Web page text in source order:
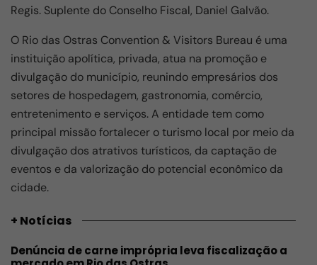
Regis. Suplente do Conselho Fiscal, Daniel Galvão.
O Rio das Ostras Convention & Visitors Bureau é uma
instituição apolítica, privada, atua na promoção e
divulgação do município, reunindo empresários dos
setores de hospedagem, gastronomia, comércio,
entretenimento e serviços. A entidade tem como
principal missão fortalecer o turismo local por meio da
divulgação dos atrativos turísticos, da captação de
eventos e da valorização do potencial econômico da
cidade.
+ Notícias
Denúncia de carne imprópria leva fiscalização a